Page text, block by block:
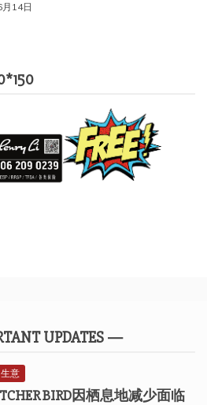
14日
UPDATES —
意
BIRD因栖息地减少面临